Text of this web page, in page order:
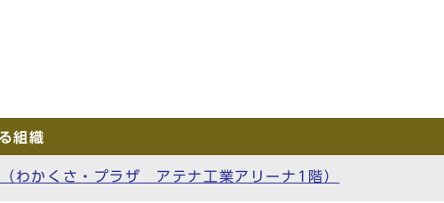
組織
わかくさ・プラザ アテナ工業アリーナ1階）